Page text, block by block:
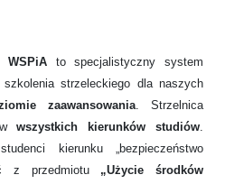
WSPiA to specjalistyczny system
strzeleckiego dla naszych
zaawansowania. Strzelnica
wszystkich kierunków studiów.
kierunku „bezpieczeństwo
z przedmiotu „Użycie środków